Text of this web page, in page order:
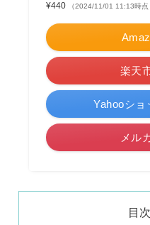
¥440
（2024/11/01 11:13時点
楽天
Yahooショ
メル
目次